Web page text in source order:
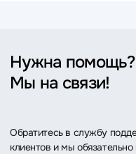
Нужна помощь?
Мы на связи!
Обратитесь в службу
клиентов и мы